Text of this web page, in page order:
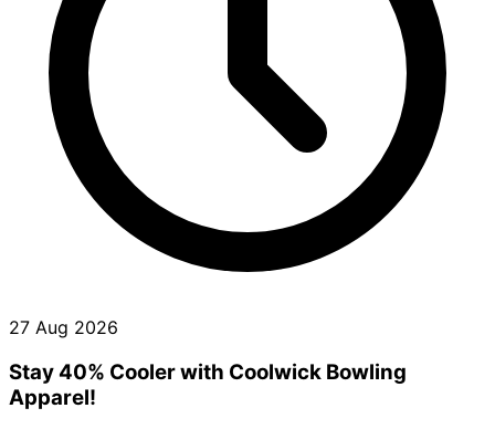
27 Aug 2026
Stay 40% Cooler with Coolwick Bowling
Apparel!